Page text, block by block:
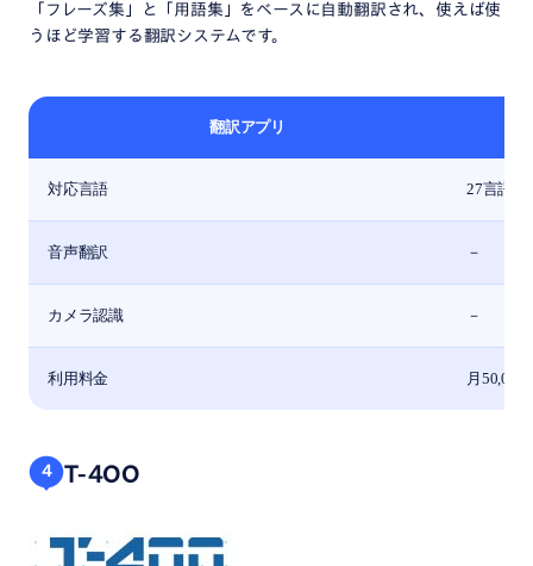
「フレーズ集」と「用語集」をベースに自動翻訳され、使えば使
うほど学習する翻訳システムです。
翻訳アプリ
対応言語 27言語
音声翻訳 －
カメラ認識 －
利用料金 月50,000
4 T-4OO